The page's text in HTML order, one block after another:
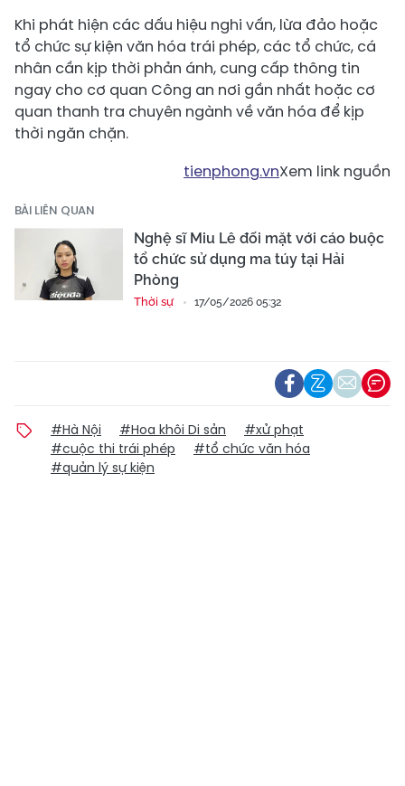
Khi phát hiện các dấu hiệu nghi vấn, lừa đảo hoặc
tổ chức sự kiện văn hóa trái phép, các tổ chức, cá
nhân cần kịp thời phản ánh, cung cấp thông tin
ngay cho cơ quan Công an nơi gần nhất hoặc cơ
quan thanh tra chuyên ngành về văn hóa để kịp
thời ngăn chặn.
tienphong.vnXem link nguồn
BÀI LIÊN QUAN
Nghệ sĩ Miu Lê đối mặt với cáo buộc
tổ chức sử dụng ma túy tại Hải
Phòng
Thời sự 17/05/2026 05:32
#Hà Nội #Hoa khôi Di sản
#xử phạt
#cuộc thi trái phép
#tổ chức văn hóa
#quản lý sự kiện